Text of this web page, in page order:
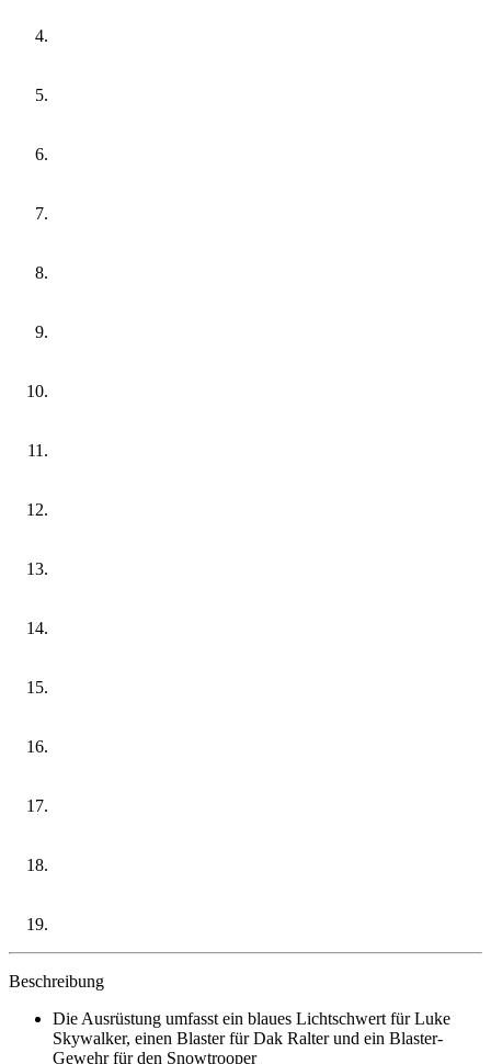
Beschreibung
Die Ausrüstung umfasst ein blaues Lichtschwert für Luke
Skywalker, einen Blaster für Dak Ralter und ein Blaster-
Gewehr für den Snowtrooper